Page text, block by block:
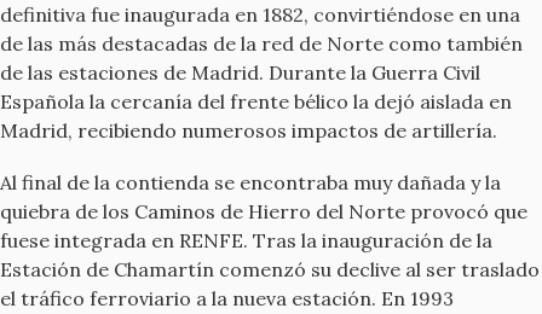
definitiva fue inaugurada en 1882, convirtiéndose en una
de las más destacadas de la red de Norte como también
de las estaciones de Madrid. Durante la Guerra Civil
Española la cercanía del frente bélico la dejó aislada en
Madrid, recibiendo numerosos impactos de artillería.
Al final de la contienda se encontraba muy dañada y la
quiebra de los Caminos de Hierro del Norte provocó que
fuese integrada en RENFE. Tras la inauguración de la
Estación de Chamartín comenzó su declive al ser traslado
el tráfico ferroviario a la nueva estación. En 1993